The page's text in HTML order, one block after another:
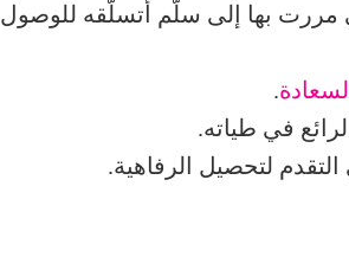
مررت بها إلى سلّم أتسلّقه للوصول
السعادة.
في طياته.
لتحصيل الرفاهية.